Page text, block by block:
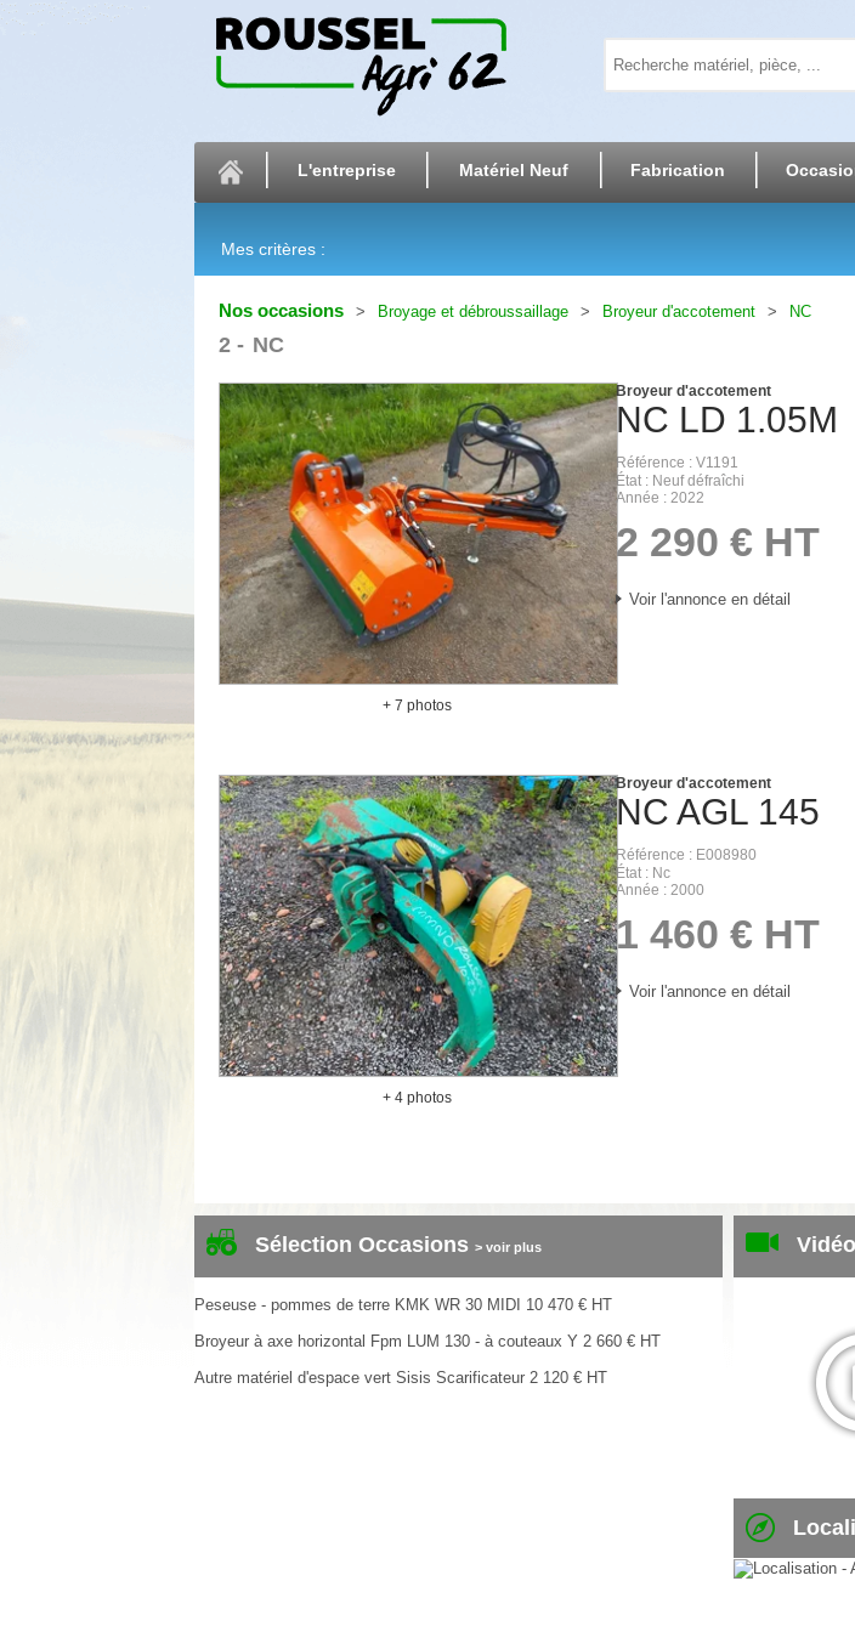
L'entreprise Matériel Neuf Fabrication
Mes critères :
Nos occasions Broyage et débroussaillage Broyeur d'accotement NC
2 NC
+ 7 photos
NC LD 1.05M
Broyeur d'accotement
Référence
V1191
État
Neuf défraîchi
Année
2022
2 290 € HT
Voir l'annonce en détail
+ 4 photos
NC AGL 145
Broyeur d'accotement
Référence
E008980
État
Nc
Année
2000
1 460 € HT
Voir l'annonce en détail
Sélection Occasions > voir plus
Peseuse - pommes de terre KMK WR 30 MIDI 10 470 € HT
Broyeur à axe horizontal Fpm LUM 130 - à couteaux Y 2 660 € HT
Autre matériel d'espace vert Sisis Scarificateur 2 120 € HT